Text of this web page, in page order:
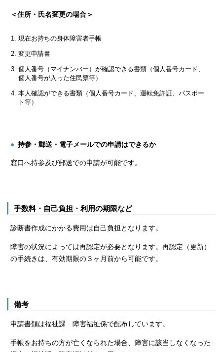
＜住所・氏名変更の場合＞
現在お持ちの身体障害者手帳
変更申請書
個人番号（マイナンバー）が確認できる書類（個人番号カード、
個人番号が入った住民票等）
本人確認ができる書類（個人番号カード、運転免許証、パスポー
ト等）
持参・郵送・電子メールでの申請はできるか
窓口へ持参及び郵送での申請が可能です。
手数料・自己負担・利用の期限など
診断書作成にかかる費用は自己負担となります。
障害の状況によっては再認定が必要となります。再認定（更新）
の手続きは、有効期限の３ヶ月前から可能です。
備考
申請書類は福祉課 障害福祉係で配布しています。
手帳をお持ちの方が亡くなられた場合、障害に該当しなくなった